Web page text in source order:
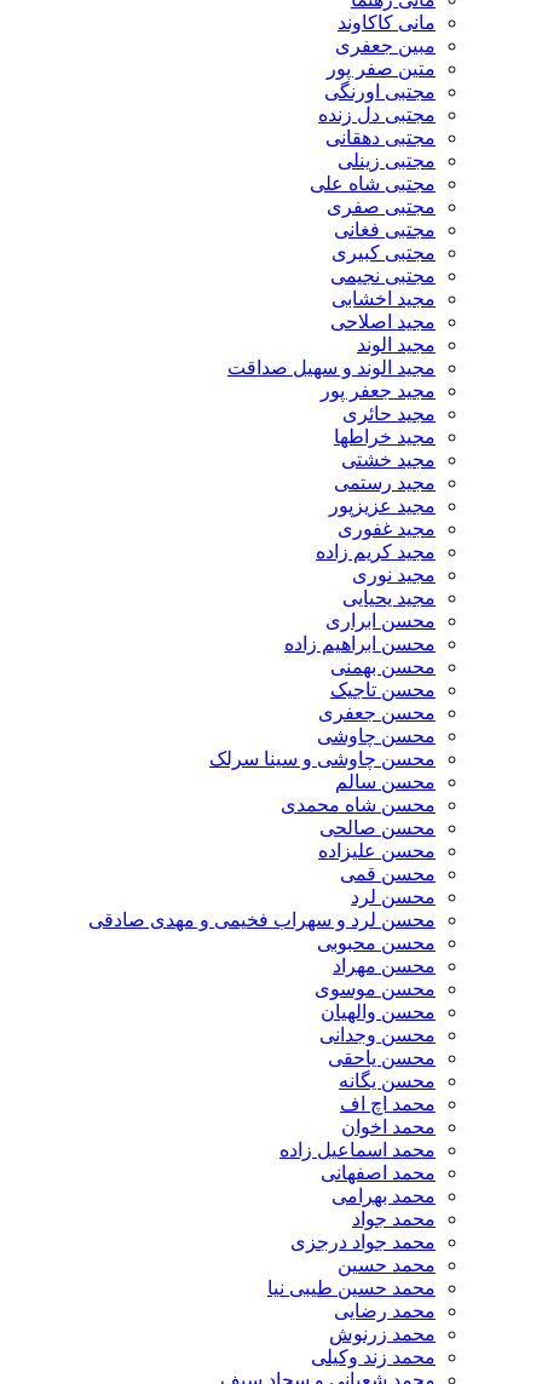
مانی کاکاوند
مبین جعفری
متین صفر پور
مجتبی اورنگی
مجتبی دل زنده
مجتبی دهقانی
مجتبی زینلی
مجتبی شاه علی
مجتبی صفری
مجتبی فغانی
مجتبی کبیری
مجتبی نجیمی
مجید اخشابی
مجید اصلاحی
مجید الوند‎
مجید الوند و سهیل صداقت
مجید جعفر پور
مجید حائری
مجید خراطها
مجید خشتی
مجید رستمی
مجید عزیزپور
مجید غفوری
مجید کریم زاده
مجید نوری
مجید یحیایی
محسن ابراری
محسن ابراهیم زاده
محسن بهمنی
محسن تاجیک
محسن جعفری
محسن چاوشی
محسن چاوشی و سینا سرلک
محسن سالم
محسن شاه محمدی
محسن صالحی
محسن علیزاده
محسن قمی
محسن لرد
محسن لرد و سهراب فخیمی و مهدی صادقی
محسن محبوبی
محسن مهراد
محسن موسوی
محسن والهیان
محسن وجدانی
محسن یاحقی
محسن یگانه
محمد اچ اف
محمد اخوان
محمد اسماعیل زاده
محمد اصفهانی
محمد بهرامی
محمد جواد
محمد جواد درجزی
محمد حسین
محمد حسین طیبی نیا
محمد رضایی
محمد زرنوش
محمد زند وکیلی